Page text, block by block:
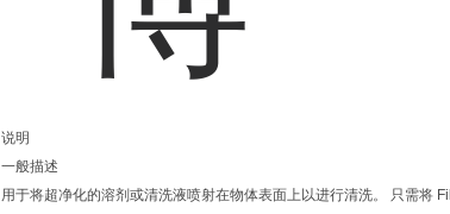
说明
一般描述
用于将超净化的溶剂或清洗液喷射在物体表面上以进行清洗。 只需将